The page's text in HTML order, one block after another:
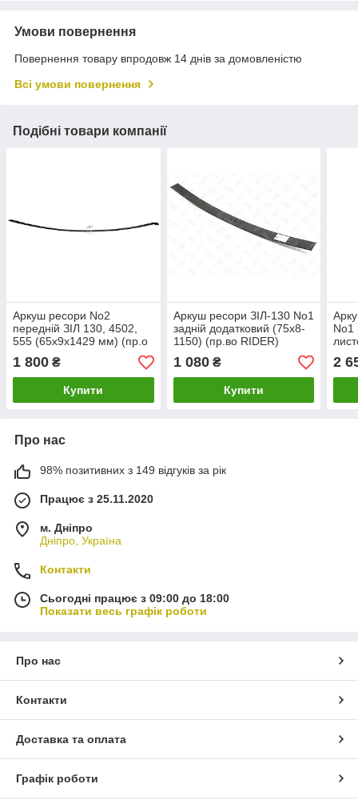
Умови повернення
Повернення товару впродовж 14 днів за домовленістю
Всі умови повернення
Подібні товари компанії
Аркуш ресори No2
передній ЗІЛ 130, 4502,
555 (65х9х1429 мм) (пр.о
КАМАХ)
1 800 ₴
Купити
Аркуш ресори ЗІЛ-130 No1
задній додатковий (75х8-
1150) (пр.во RIDER)
1 080₴
Купити
No1
2
Про нас
98% позитивних з 149 відгуків за рік
Працює з 25.11.2020
м. Дніпро
Дніпро, Україна
Контакти
Сьогодні працює з 09:00 до 18:00
Показати весь графік роботи
Про нас
Контакти
Доставка та оплата
Графік роботи